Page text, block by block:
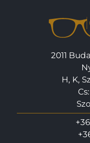
2011
H, K,